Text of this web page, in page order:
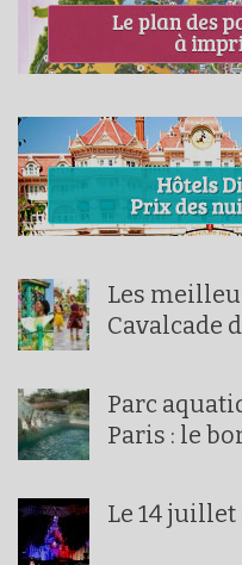
Les
Cavalcade
Parc
Paris : le
Le 14